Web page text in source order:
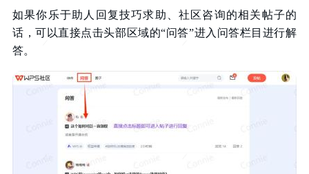
如果你乐于助人回复技巧求助、社区咨询的相关帖子的
话，可以直接点击头部区域的“问答”进入问答栏目进行解
答。